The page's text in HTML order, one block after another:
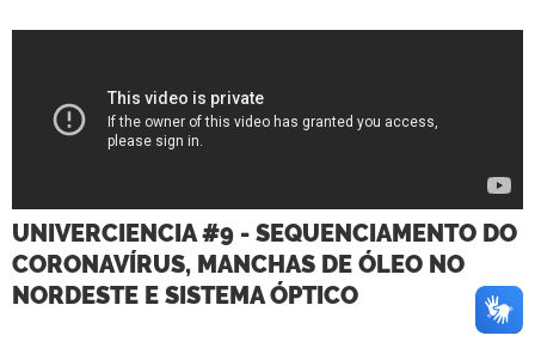
UNIVERCIENCIA #9 - SEQUENCIAMENTO DO
CORONAVÍRUS, MANCHAS DE ÓLEO NO
NORDESTE E SISTEMA ÓPTICO